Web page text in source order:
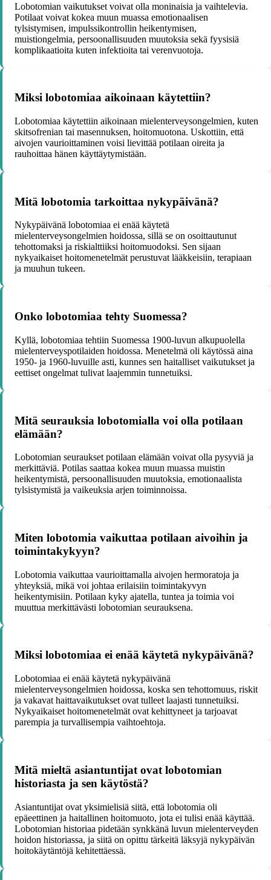
Lobotomian vaikutukset voivat olla moninaisia ja vaihtelevia.
Potilaat voivat kokea muun muassa emotionaalisen
tylsistymisen, impulssikontrollin heikentymisen,
muistiongelmia, persoonallisuuden muutoksia sekä fyysisiä
komplikaatioita kuten infektioita tai verenvuotoja.
Miksi lobotomiaa aikoinaan käytettiin?
Lobotomiaa käytettiin aikoinaan mielenterveysongelmien, kuten
skitsofrenian tai masennuksen, hoitomuotona. Uskottiin, että
aivojen vaurioittaminen voisi lievittää potilaan oireita ja
rauhoittaa hänen käyttäytymistään.
Mitä lobotomia tarkoittaa nykypäivänä?
Nykypäivänä lobotomiaa ei enää käytetä
mielenterveysongelmien hoidossa, sillä se on osoittautunut
tehottomaksi ja riskialttiiksi hoitomuodoksi. Sen sijaan
nykyaikaiset hoitomenetelmät perustuvat lääkkeisiin, terapiaan
ja muuhun tukeen.
Onko lobotomiaa tehty Suomessa?
Kyllä, lobotomiaa tehtiin Suomessa 1900-luvun alkupuolella
mielenterveyspotilaiden hoidossa. Menetelmä oli käytössä aina
1950- ja 1960-luvuille asti, kunnes sen haitalliset vaikutukset ja
eettiset ongelmat tulivat laajemmin tunnetuiksi.
Mitä seurauksia lobotomialla voi olla potilaan
elämään?
Lobotomian seuraukset potilaan elämään voivat olla pysyviä ja
merkittäviä. Potilas saattaa kokea muun muassa muistin
heikentymistä, persoonallisuuden muutoksia, emotionaalista
tylsistymistä ja vaikeuksia arjen toiminnoissa.
Miten lobotomia vaikuttaa potilaan aivoihin ja
toimintakykyyn?
Lobotomia vaikuttaa vaurioittamalla aivojen hermoratoja ja
yhteyksiä, mikä voi johtaa erilaisiin toimintakyvyn
heikentymisiin. Potilaan kyky ajatella, tuntea ja toimia voi
muuttua merkittävästi lobotomian seurauksena.
Miksi lobotomiaa ei enää käytetä nykypäivänä?
Lobotomiaa ei enää käytetä nykypäivänä
mielenterveysongelmien hoidossa, koska sen tehottomuus, riskit
ja vakavat haittavaikutukset ovat tulleet laajasti tunnetuiksi.
Nykyaikaiset hoitomenetelmät ovat kehittyneet ja tarjoavat
parempia ja turvallisempia vaihtoehtoja.
Mitä mieltä asiantuntijat ovat lobotomian
historiasta ja sen käytöstä?
Asiantuntijat ovat yksimielisiä siitä, että lobotomia oli
epäeettinen ja haitallinen hoitomuoto, jota ei tulisi enää käyttää.
Lobotomian historiaa pidetään synkkänä luvun mielenterveyden
hoidon historiassa, ja siitä on opittu tärkeitä läksyjä nykypäivän
hoitokäytäntöjä kehitettäessä.